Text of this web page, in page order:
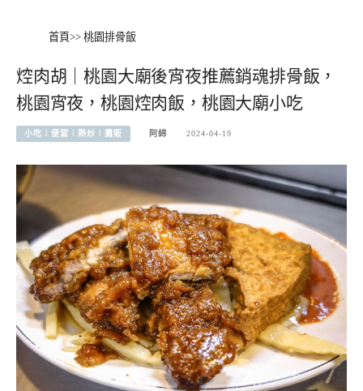
首頁>> 桃園排骨飯
焢肉胡｜桃園大廟後宵夜推薦銷魂排骨飯，
桃園宵夜，桃園焢肉飯，桃園大廟小吃
小吃︱便當︱熱炒︱攤販 阿綿 2024-04-19